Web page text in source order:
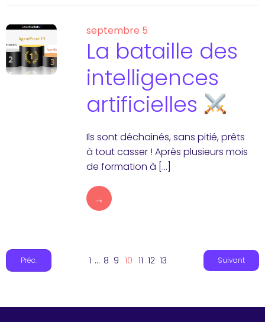
septembre 5
La bataille des
intelligences
artificielles
Ils sont déchainés, sans pitié, prêts
à tout casser ! Après plusieurs mois
de formation à […]
→
Préc. 1 … 8 9 10 11 12 13 Suivant